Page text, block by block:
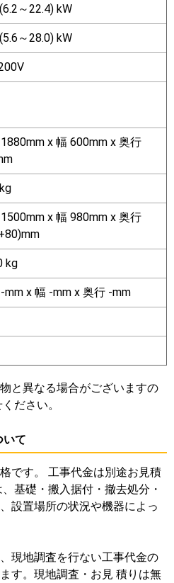
～22.4) kW
～28.0) kW
x 幅 600mm x 奥行
x 幅 980mm x 奥行
kg
mm x 幅 -mm x 奥行 -mm
と異なる場合がございますの
ださい。
て
です。 工事代金は別途お見積
基礎・搬入据付・撤去処分・
設置場所の状況や機器によっ
現地調査を行ない工事代金の
す。現地調査・お見 積りは無